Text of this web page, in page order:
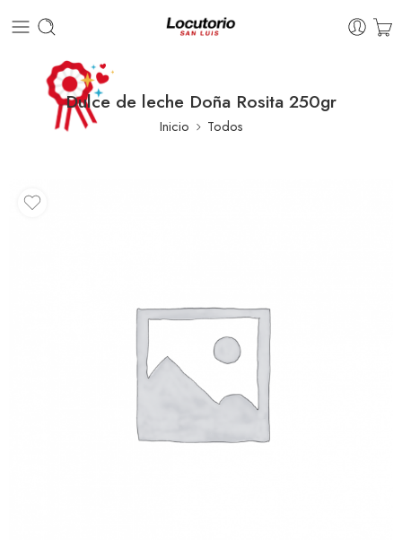
Dulce de leche Doña Rosita 250gr
Inicio Todos